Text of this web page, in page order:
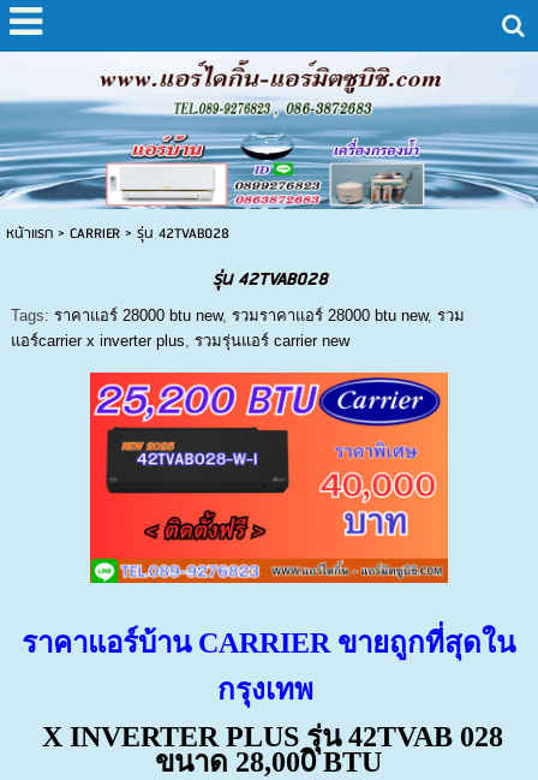
หน้าแรก> CARRIER> รุ่น 42TVAB028
รุ่น 42TVAB028
Tags: ราคาแอร์ 28000 btu new, รวมราคาแอร์ 28000 btu new, รวม
แอร์carrier x inverter plus รวมรุ่นแอร์ carrier new
ราคาแอร์บ้าน CARRIER ขายถูกที่สุดใน
กรุงเทพ
X INVERTER PLUS รุ่น 42TVAB 028
ขนาด 28,000ิ BTU